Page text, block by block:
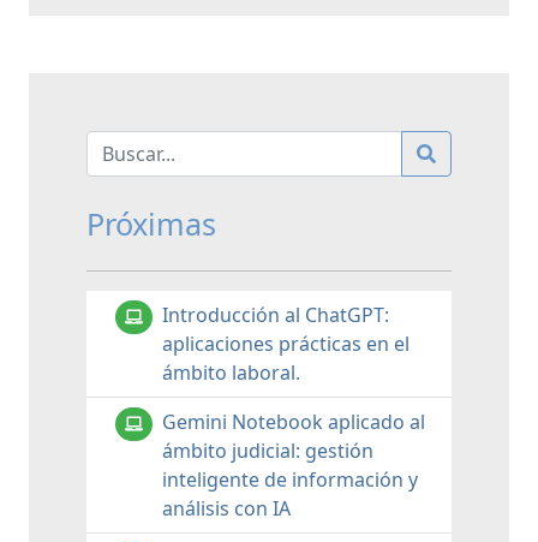
Próximas
Introducción al ChatGPT:
aplicaciones prácticas en el
ámbito laboral.
Gemini Notebook aplicado al
ámbito judicial: gestión
inteligente de información y
análisis con IA